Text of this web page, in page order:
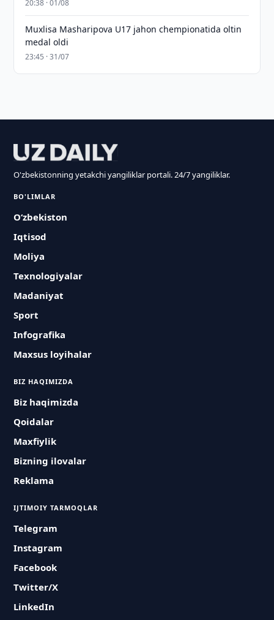
20:38 · 01/08
Muxlisa Masharipova U17 jahon chempionatida oltin
medal oldi
23:45 · 31/07
O'zbekistonning yetakchi yangiliklar portali. 24/7 yangiliklar.
BO'LIMLAR
O‘zbekiston
Iqtisod
Moliya
Texnologiyalar
Madaniyat
Sport
Infografika
Maxsus loyihalar
BIZ HAQIMIZDA
Biz haqimizda
Qoidalar
Maxfiylik
Bizning ilovalar
Reklama
IJTIMOIY TARMOQLAR
Telegram
Instagram
Facebook
Twitter/X
LinkedIn